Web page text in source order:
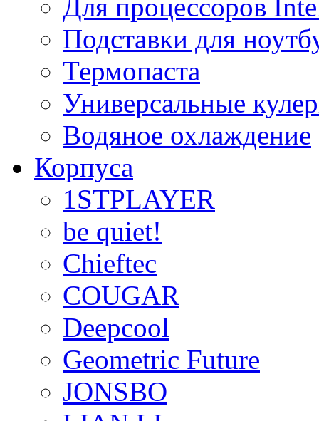
Для процессоров
Подставки для
Термопаста
Универсальные
Водяное охлаждение
Корпуса
1STPLAYER
be quiet!
Chieftec
COUGAR
Deepcool
Geometric Future
JONSBO